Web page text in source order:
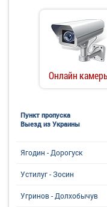
Онлайн
Пункт пропуска
Выезд из Украины
Ягодин - Дорогуск
Устилуг - Зосин
Угринов - Долхобычув